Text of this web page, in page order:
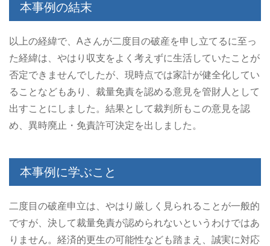
本事例の結末
以上の経緯で、Aさんが二度目の破産を申し立てるに至っ
た経緯は、やはり収支をよく考えずに生活していたことが
否定できませんでしたが、現時点では家計が健全化してい
ることなどもあり、裁量免責を認める意見を管財人として
出すことにしました。結果として裁判所もこの意見を認
め、異時廃止・免責許可決定を出しました。
本事例に学ぶこと
二度目の破産申立は、やはり厳しく見られることが一般的
ですが、決して裁量免責が認められないというわけではあ
りません。経済的更生の可能性なども踏まえ、誠実に対応